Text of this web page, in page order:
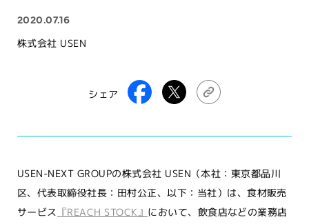
2020.07.16
株式会社 USEN
シェア
USEN-NEXT GROUPの株式会社 USEN（本社：東京都品川
区、代表取締役社長：田村公正、以下：当社）は、食材販売
サービス 『REACH STOCK』 において、飲食店などの業務店